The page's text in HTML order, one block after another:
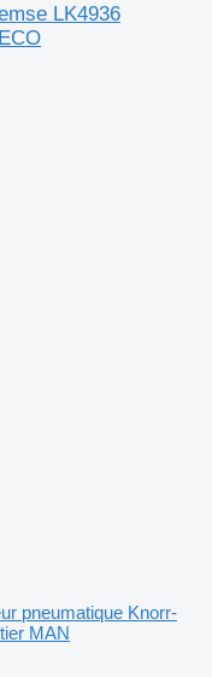
LK4936
pneumatique Knorr-
MAN